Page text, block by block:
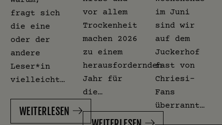
fragt sich
die eine
oder der
andere
Leser*in
vielleicht…
WEITERLESEN
vor allem
Trockenheit
machen 2026
zu einem
herausfordernden
Jahr für
die…
im Juni
sind wir
auf dem
Juckerhof
fast von
Chriesi-
Fans
überrannt…